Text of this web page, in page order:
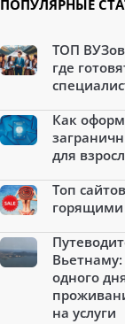
ПОПУЛЯРНЫЕ
ТОП ВУЗов
где
Как
для
Топ
горящими
Вьетнаму:
одного
на услуги